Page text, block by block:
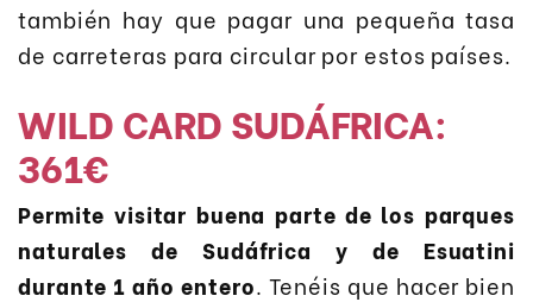
también hay que pagar una pequeña tasa
de carreteras para circular por estos países.
WILD CARD SUDÁFRICA:
361€
Permite visitar buena parte de los parques
naturales de Sudáfrica y de Esuatini
durante 1 año entero. Tenéis que hacer bien